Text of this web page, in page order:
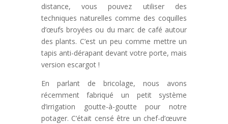
distance, vous pouvez utiliser des
techniques naturelles comme des coquilles
d’œufs broyées ou du marc de café autour
des plants. C’est un peu comme mettre un
tapis anti-dérapant devant votre porte, mais
version escargot !
En parlant de bricolage, nous avons
récemment fabriqué un petit système
d’irrigation goutte-à-goutte pour notre
potager. C’était censé être un chef-d’œuvre